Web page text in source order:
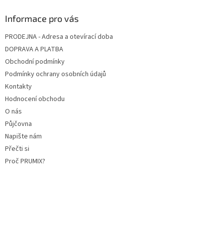
Informace pro vás
PRODEJNA - Adresa a otevírací doba
DOPRAVA A PLATBA
Obchodní podmínky
Podmínky ochrany osobních údajů
Kontakty
Hodnocení obchodu
O nás
Půjčovna
Napište nám
Přečti si
Proč PRUMIX?